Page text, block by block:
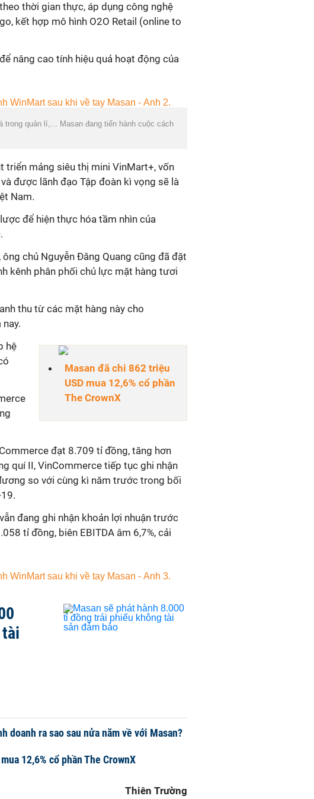
thời gian thực, áp dụng công nghệ
kết hợp mô hình O2O Retail (online to
nâng cao tính hiệu quả hoạt động của
trong quản lí,... Masan đang tiến hành cuộc cách
triển mảng siêu thị mini VinMart+, vốn
được lãnh đạo Tập đoàn kì vọng sẽ là
Nam.
để hiện thực hóa tầm nhìn của
chủ Nguyễn Đăng Quang cũng đã đặt
kênh phân phối chủ lực mặt hàng tươi
thu từ các mặt hàng này cho
Masan đã chi 862 triệu
USD mua 12,6% cổ phần
The CrownX
hệ
đạt 8.709 tỉ đồng, tăng hơn
quí II, VinCommerce tiếp tục ghi nhận
so với cùng kì năm trước trong bối
đang ghi nhận khoản lợi nhuận trước
tỉ đồng, biên EBITDA âm 6,7%, cải
doanh ra sao sau nửa năm về với Masan?
12,6% cổ phần The CrownX
Thiên Trường